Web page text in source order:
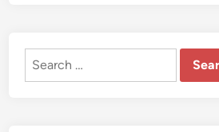
चु
दा
ई
-
Search